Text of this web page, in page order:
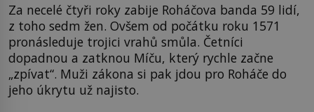
Za necelé čtyři roky zabije Roháčova banda 59 lidí,
z toho sedm žen. Ovšem od počátku roku 1571
pronásleduje trojici vrahů smůla. Četníci
dopadnou a zatknou Míču, který rychle začne
„zpívat“. Muži zákona si pak jdou pro Roháče do
jeho úkrytu už najisto.